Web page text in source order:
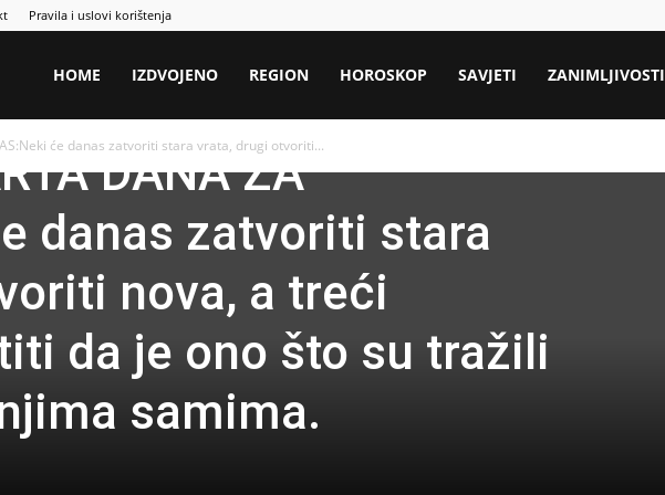
Pravila i uslovi korištenja
HOME IZDVOJENO REGION HOROSKOP SAVJETI ZANIMLJIVOSTI
će danas zatvoriti stara vrata, drugi otvoriti...
DANA ZA
danas zatvoriti stara
nova, a treći
da je ono što su tražili
samima.